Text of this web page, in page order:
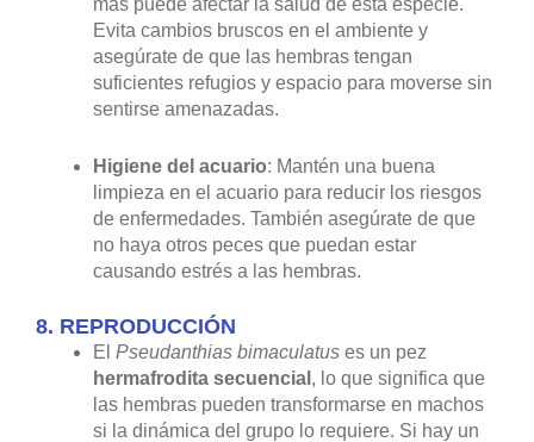
más puede afectar la salud de esta especie.
Evita cambios bruscos en el ambiente y
asegúrate de que las hembras tengan
suficientes refugios y espacio para moverse sin
sentirse amenazadas.
Higiene del acuario: Mantén una buena
limpieza en el acuario para reducir los riesgos
de enfermedades. También asegúrate de que
no haya otros peces que puedan estar
causando estrés a las hembras.
8. REPRODUCCIÓN
El Pseudanthias bimaculatus es un pez
hermafrodita secuencial , lo que significa que
las hembras pueden transformarse en machos
si la dinámica del grupo lo requiere. Si hay un